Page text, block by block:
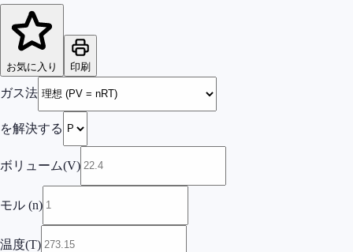
お気に入り 印刷
ガス法
を解決する
ボリューム(V)
モル (n)
温度(T)